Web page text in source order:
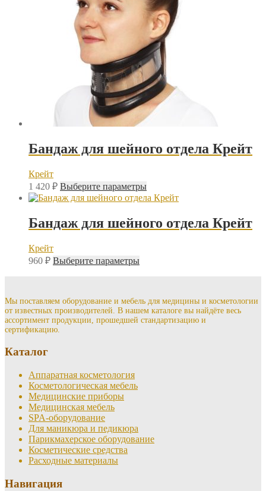
на
странице
товара.
Бандаж для шейного отдела Крейт
Крейт
1 420 ₽ Выберите параметрыЭтот
товар
имеет
вариаций.
Бандаж для шейного отдела Крейт
Крейт
960 ₽ Выберите параметрыЭтот
вариаций.
Опции
можно
Мы поставляем оборудование и мебель для медицины и косметологии
от известных производителей. В нашем каталоге вы найдёте весь
ассортимент продукции, прошедшей стандартизацию и
сертификацию.
Каталог
Аппаратная косметология
Косметологическая мебель
Медицинские приборы
Медицинская мебель
SPA-оборудование
Для маникюра и педикюра
Парикмахерское оборудование
Косметические средства
Расходные материалы
Навигация